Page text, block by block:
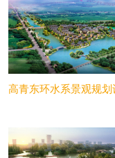
高青东环水系景观规划